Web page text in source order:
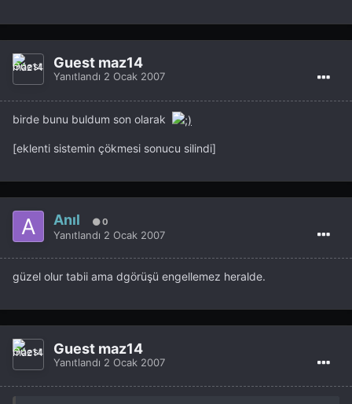
Guest maz14
Yanıtlandı 2 Ocak 2007
birde bunu buldum son olarak
[eklenti sistemin çökmesi sonucu silindi]
Anıl 0
Yanıtlandı 2 Ocak 2007
güzel olur tabii ama dgörüşü engellemez heralde.
Guest maz14
Yanıtlandı 2 Ocak 2007